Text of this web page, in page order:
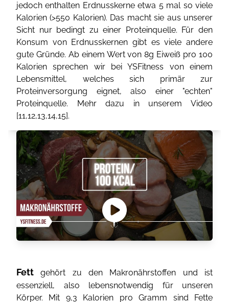
jedoch enthalten Erdnusskerne etwa 5 mal so viele
Kalorien (>550 Kalorien). Das macht sie aus unserer
Sicht nur bedingt zu einer Proteinquelle. Für den
Konsum von Erdnusskernen gibt es viele andere
gute Gründe. Ab einem Wert von 8g Eiweiß pro 100
Kalorien sprechen wir bei YSFitness von einem
Lebensmittel, welches sich primär zur
Proteinversorgung eignet, also einer "echten"
Proteinquelle. Mehr dazu in unserem Video
[11,12,13,14,15].
Fett gehört zu den Makronährstoffen und ist
essenziell, also lebensnotwendig für unseren
Körper. Mit 9,3 Kalorien pro Gramm sind Fette